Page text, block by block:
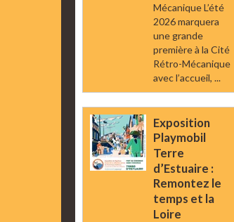
Mécanique L’été
2026 marquera
une grande
première à la Cité
Rétro-Mécanique
avec l’accueil, ...
Exposition
Playmobil
Terre
d’Estuaire :
Remontez le
temps et la
Loire